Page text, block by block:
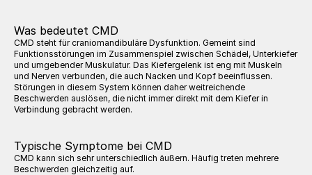
Was bedeutet CMD
CMD steht für craniomandibuläre Dysfunktion. Gemeint sind
Funktionsstörungen im Zusammenspiel zwischen Schädel, Unterkiefer
und umgebender Muskulatur. Das Kiefergelenk ist eng mit Muskeln
und Nerven verbunden, die auch Nacken und Kopf beeinflussen.
Störungen in diesem System können daher weitreichende
Beschwerden auslösen, die nicht immer direkt mit dem Kiefer in
Verbindung gebracht werden.
Typische Symptome bei CMD
CMD kann sich sehr unterschiedlich äußern. Häufig treten mehrere
Beschwerden gleichzeitig auf.